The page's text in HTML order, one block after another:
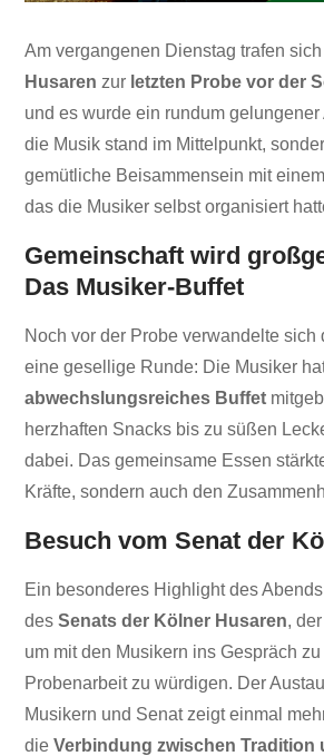
Am vergangenen Dienstag trafen
Husaren zur letzten Probe vor der
und es wurde ein rundum
die Musik stand im Mittelpunkt,
gemütliche Beisammensein mit
das die Musiker selbst organisiert
Gemeinschaft wird
Das Musiker-Buffet
Noch vor der Probe verwandelte sich
eine gesellige Runde: Die Musiker
abwechslungsreiches Buffet
herzhaften Snacks bis zu süßen
dabei. Das gemeinsame Essen
Kräfte, sondern auch den
Besuch vom Senat der
Ein besonderes Highlight des
desSenats der Kölner Husaren,
um mit den Musikern ins Gespräch
Probenarbeit zu würdigen. Der
Musikern und Senat zeigt einmal
dieVerbindung zwischen Tradition